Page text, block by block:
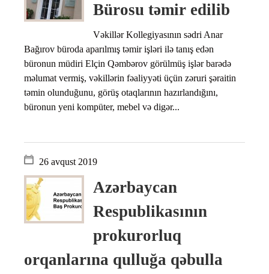
Bürosu təmir edilib
Vəkillər Kollegiyasının sədri Anar
Bağırov büroda aparılmış təmir işləri ilə tanış edən
büronun müdiri Elçin Qəmbərov görülmüş işlər barədə
məlumat vermiş, vəkillərin fəaliyyəti üçün zəruri şəraitin
təmin olunduğunu, görüş otaqlarının hazırlandığını,
büronun yeni kompüter, mebel və digər...
26 avqust 2019
Azərbaycan
Respublikasının
prokurorluq
orqanlarına qulluğa qəbulla